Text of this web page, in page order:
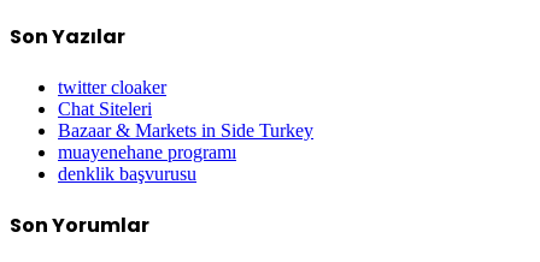
Son Yazılar
twitter cloaker
Chat Siteleri
Bazaar & Markets in Side Turkey
muayenehane programı
denklik başvurusu
Son Yorumlar